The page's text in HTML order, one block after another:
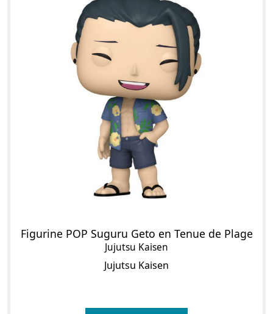
Figurine POP Suguru Geto en Tenue de Plage
Jujutsu Kaisen
Jujutsu Kaisen